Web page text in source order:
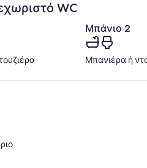
WC
Μπάνιο 2
Μπανιέρα ή